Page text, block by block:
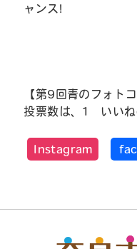
ャンス!
【第9回青のフォト
投票数は、1 いい
Instagram